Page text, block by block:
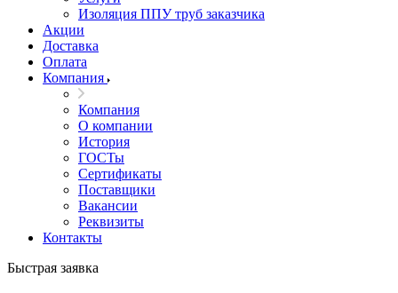
Изоляция ППУ труб заказчика
Акции
Доставка
Оплата
Компания
Компания
О компании
История
ГОСТы
Сертификаты
Поставщики
Вакансии
Реквизиты
Контакты
Быстрая заявка